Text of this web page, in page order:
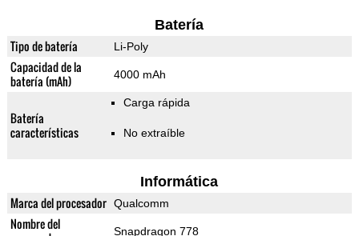
Batería
Tipo de batería Li-Poly
Capacidad de la
batería (mAh)
4000 mAh
Batería
características
Carga rápida
No extraíble
Informática
Marca del procesador Qualcomm
Nombre del
Snapdragon 778